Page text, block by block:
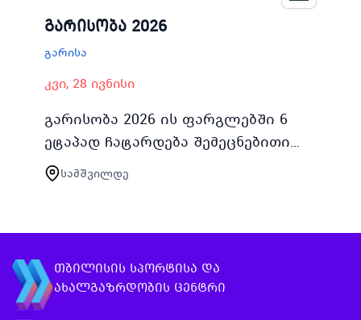
გარისობა 2026
გარისა
კვი, 28 ივნისი
გარისობა 2026 ის ფარგლებში 6
ეტაპად ჩატარდება შემეცნებითი
სწავლებები და ლაშქრობები 14
დან 21 წლამდე მოზარდებისთვის
სწავლე…
სამშვილდე
თბილისის სპორტისა და
ახალგაზრდობის ცენტრი